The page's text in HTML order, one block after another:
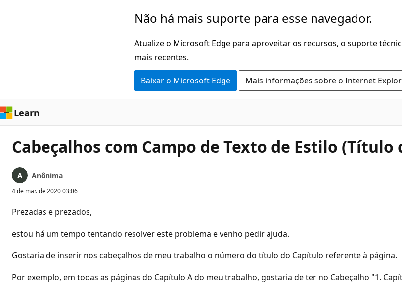
Não há mais suporte para esse navegador.
Atualize o Microsoft Edge para aproveitar os recursos, o suporte
mais recentes.
Baixar o Microsoft Edge Mais informações sobre o Internet
Learn
Cabeçalhos com Campo de Texto de Estilo
Anônima
4 de mar. de 2020 03:06
Prezadas e prezados,
estou há um tempo tentando resolver este problema e venho pedir ajuda.
Gostaria de inserir nos cabeçalhos de meu trabalho o número do título do Capítulo referente à página.
Por exemplo, em todas as páginas do Capítulo A do meu trabalho, gostaria de ter no Cabeçalho "1.